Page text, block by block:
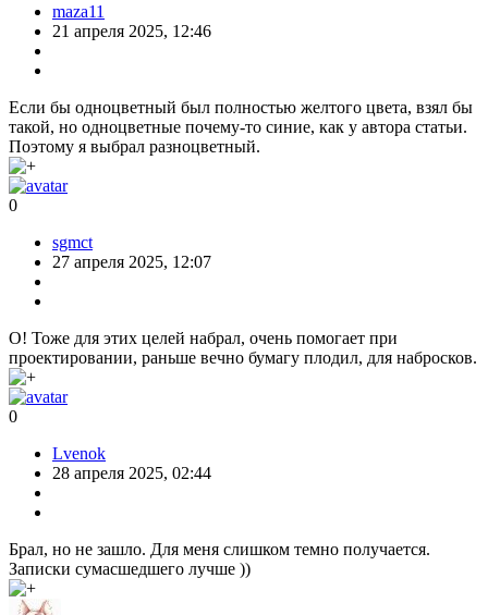
maza11
21 апреля 2025, 12:46
Если бы одноцветный был полностью желтого цвета, взял бы
такой, но одноцветные почему-то синие, как у автора статьи.
Поэтому я выбрал разноцветный.
0
sgmct
27 апреля 2025, 12:07
О! Тоже для этих целей набрал, очень помогает при
проектировании, раньше вечно бумагу плодил, для набросков.
0
Lvenok
28 апреля 2025, 02:44
Брал, но не зашло. Для меня слишком темно получается.
Записки сумасшедшего лучше ))